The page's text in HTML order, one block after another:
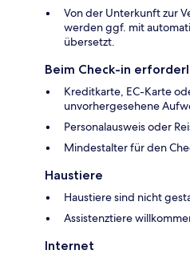
Von der Unterkunft zur
werden ggf. mit
übersetzt.
Beim Check-in
Kreditkarte, EC-Karte
unvorhergesehene
Personalausweis oder
Mindestalter für den
Haustiere
Haustiere sind nicht
Assistenztiere
Internet